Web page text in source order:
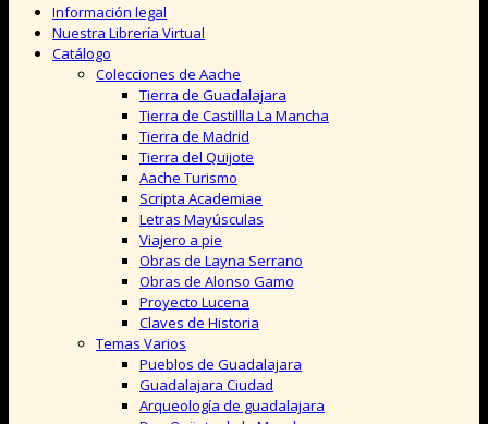
Información legal
Nuestra Librería Virtual
Catálogo
Colecciones de Aache
Tierra de Guadalajara
Tierra de Castillla La Mancha
Tierra de Madrid
Tierra del Quijote
Aache Turismo
Scripta Academiae
Letras Mayúsculas
Viajero a pie
Obras de Layna Serrano
Obras de Alonso Gamo
Proyecto Lucena
Claves de Historia
Temas Varios
Pueblos de Guadalajara
Guadalajara Ciudad
Arqueología de guadalajara